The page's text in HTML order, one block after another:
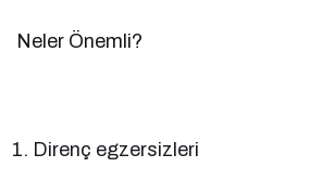
Neler Önemli?
Direnç egzersizleri